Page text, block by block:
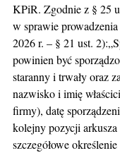
KPiR. Zgodnie z § 25
w sprawie
2026 r. – § 21 ust.
powinien być
staranny i trwały oraz
nazwisko i imię
firmy), datę
kolejny pozycji arkusza
szczegółowe